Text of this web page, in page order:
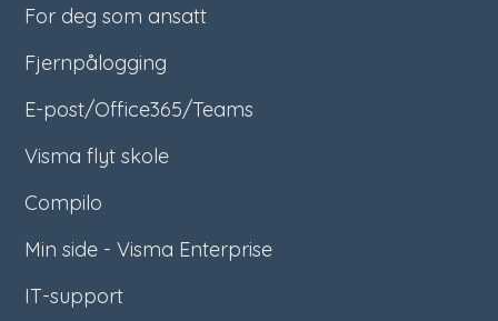
For deg som ansatt
Fjernpålogging
E-post/Office365/Teams
Visma flyt skole
Compilo
Min side - Visma Enterprise
IT-support